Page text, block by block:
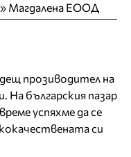
» Магдалена ЕООД
прозиводител на
На българския пазар
успяхме да се
си